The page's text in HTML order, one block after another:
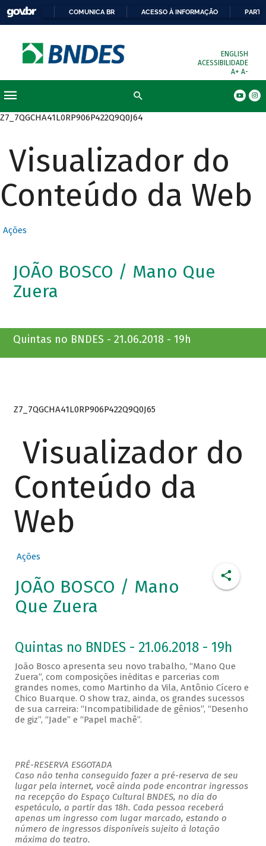
COMUNICA BR ACESSO À INFORMAÇÃO
ENGLISH
ACESSIBILIDADE
A+ A-
Z7_7QGCHA41L0RP906P422Q9Q0J64
Visualizador do
Conteúdo da Web
Ações
JOÃO BOSCO / Mano Que
Zuera
Quintas no BNDES - 21.06.2018 - 19h
Z7_7QGCHA41L0RP906P422Q9Q0J65
Visualizador do
Conteúdo da
Web
Ações
JOÃO BOSCO / Mano
Que Zuera
Quintas no BNDES - 21.06.2018 - 19h
João Bosco apresenta seu novo trabalho, “Mano Que
Zuera”, com composições inéditas e parcerias com
grandes nomes, como Martinho da Vila, Antônio Cícero e
Chico Buarque. O show traz, ainda, os grandes sucessos
de sua carreira: “Incompatibilidade de gênios”, “Desenho
de giz”, “Jade” e “Papel machê”.
PRÉ-RESERVA ESGOTADA
Caso não tenha conseguido fazer a pré-reserva de seu
lugar pela internet, você ainda pode encontrar ingressos
na recepção do Espaço Cultural BNDES, no dia do
espetáculo, a partir das 18h. Cada pessoa receberá
apenas um ingresso com lugar marcado, estando o
número de ingressos disponíveis sujeito à lotação
máxima do teatro.